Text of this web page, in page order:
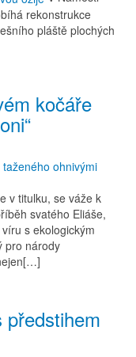
rekonstrukce
pláště plochých
kočáře
v titulku, se váže k
svatého Eliáše,
s ekologickým
pro národy